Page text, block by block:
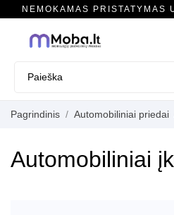
NEMOKAMAS PRISTATYMAS
Pagrindinis Automobiliniai priedai
Automobiliniai